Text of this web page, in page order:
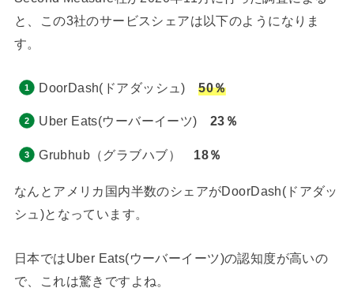
と、この3社のサービスシェアは以下のようになりま
す。
DoorDash(ドアダッシュ)50％
Uber Eats(ウーバーイーツ) 23％
Grubhub（グラブハブ） 18％
なんとアメリカ国内半数のシェアがDoorDash(ドアダッ
シュ)となっています。
日本ではUber Eats(ウーバーイーツ)の認知度が高いの
で、これは驚きですよね。